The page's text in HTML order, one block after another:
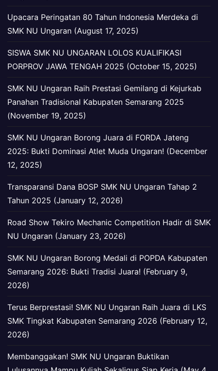
Upacara Peringatan 80 Tahun Indonesia Merdeka di
SMK NU Ungaran (August 17, 2025)
SISWA SMK NU UNGARAN LOLOS KUALIFIKASI
PORPROV JAWA TENGAH 2025 (October 15, 2025)
SMK NU Ungaran Raih Prestasi Gemilang di Kejurkab
Panahan Tradisional Kabupaten Semarang 2025
(November 19, 2025)
SMK NU Ungaran Borong Juara di FORDA Jateng
2025: Bukti Dominasi Atlet Muda Ungaran! (December
12, 2025)
Transparansi Dana BOSP SMK NU Ungaran Tahap 2
Tahun 2025 (January 12, 2026)
Road Show Tekiro Mechanic Competition Hadir di SMK
NU Ungaran (January 23, 2026)
SMK NU Ungaran Borong Medali di POPDA Kabupaten
Semarang 2026: Bukti Tradisi Juara! (February 9,
2026)
Terus Berprestasi! SMK NU Ungaran Raih Juara di LKS
SMK Tingkat Kabupaten Semarang 2026 (February 12,
2026)
Membanggakan! SMK NU Ungaran Buktikan